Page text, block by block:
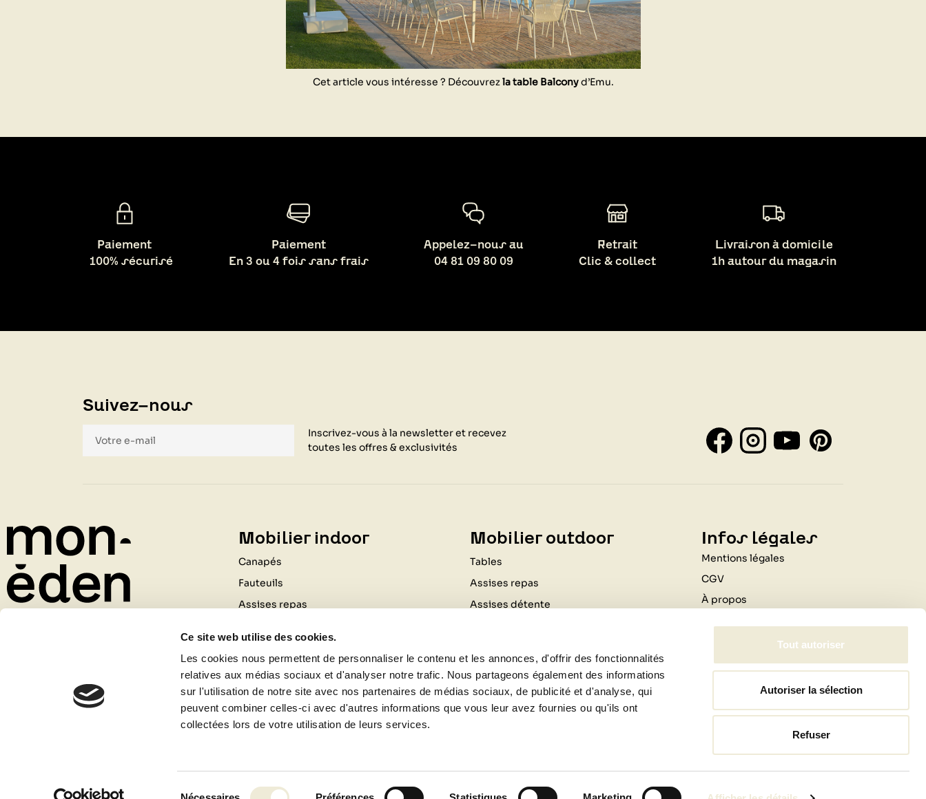
Ce site web utilise des cookies.
Les cookies nous permettent de personnaliser le contenu et les annonces, d'offrir des fonctionnalités
relatives aux médias sociaux et d'analyser notre trafic. Nous partageons également des informations
sur l'utilisation de notre site avec nos partenaires de médias sociaux, de publicité et d'analyse, qui
peuvent combiner celles-ci avec d'autres informations que vous leur avez fournies ou qu'ils ont
collectées lors de votre utilisation de leurs services.
Tout autoriser
Autoriser la sélection
Refuser
Cet article vous intéresse ? Découvrezla table Balconyd’Emu.
Paiement
100% sécurisé
Paiement
En 3 ou 4 fois sans frais
Appelez-nous au
04 81 09 80 09
Retrait
Clic & collect
Livraison à domicile
1h autour du magasin
Suivez-nous
Inscrivez-vous à la newsletter et recevez
toutes les offres & exclusivités
04 81 09 80 09
Mobilier indoor
Canapés
Fauteuils
Assises repas
Bureaux
Luminaires
Tapis
Accessoires
Mobilier outdoor
Tables
Assises repas
Assises détente
Cuisine d'extérieur
Chauffages d'extérieur
Bougies et senteurs
Infos légales
Mentions légales
CGV
À propos
Professionnels